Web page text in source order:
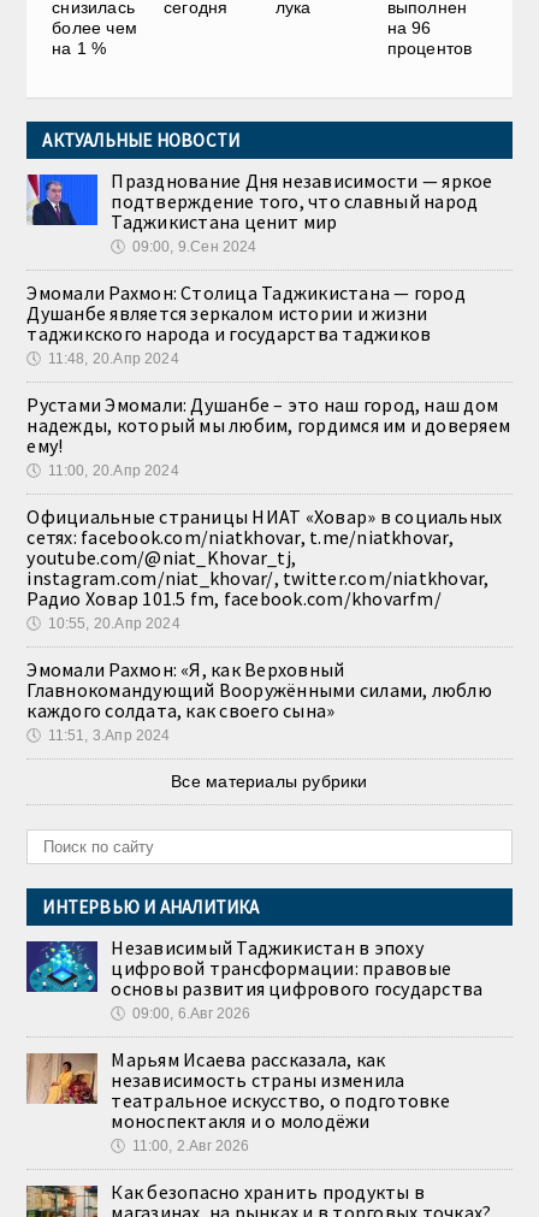
снизилась
более чем
на 1 %
сегодня лука
выполнен
на 96
процентов
АКТУАЛЬНЫЕ НОВОСТИ
Празднование Дня независимости — яркое
подтверждение того, что славный народ
Таджикистана ценит мир
🕔 09:00, 9.Сен 2024
Эмомали Рахмон: Столица Таджикистана — город
Душанбе является зеркалом истории и жизни
таджикского народа и государства таджиков
🕔 11:48, 20.Апр 2024
Рустами Эмомали: Душанбе – это наш город, наш дом
надежды, который мы любим, гордимся им и доверяем
ему!
🕔 11:00, 20.Апр 2024
Официальные страницы НИАТ «Ховар» в социальных
сетях: facebook.com/niatkhovar, t.me/niatkhovar,
youtube.com/@niat_Khovar_tj,
instagram.com/niat_khovar/, twitter.com/niatkhovar,
Радио Ховар 101.5 fm, facebook.com/khovarfm/
🕔 10:55, 20.Апр 2024
Эмомали Рахмон: «Я, как Верховный
Главнокомандующий Вооружёнными силами, люблю
каждого солдата, как своего сына»
🕔 11:51, 3.Апр 2024
Все материалы рубрики
ИНТЕРВЬЮ И АНАЛИТИКА
Независимый Таджикистан в эпоху
цифровой трансформации: правовые
основы развития цифрового государства
🕔 09:00, 6.Авг 2026
Марьям Исаева рассказала, как
независимость страны изменила
театральное искусство, о подготовке
моноспектакля и о молодёжи
🕔 11:00, 2.Авг 2026
Как безопасно хранить продукты в
магазинах, на рынках и в торговых точках?